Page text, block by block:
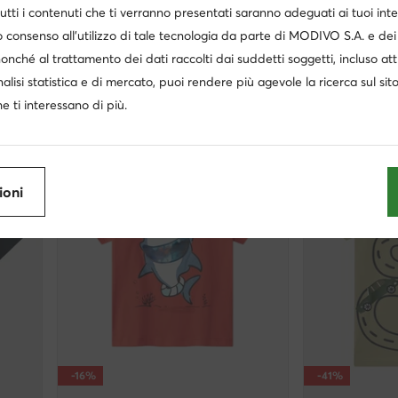
T-shirt · Nero
Prezzo attuale
9,99€
Prezzo regolare12,95 €
Prezzo più basso
6,95 €
T-shirt · Blu
Prezzo attuale
9,95€
Prezzo regolare
Prezzo più basso
-16% -41%
i contenuti che ti verranno presentati saranno adeguati ai tuoi
consenso all’utilizzo di tale tecnologia da parte di MODIVO S.A. e
al trattamento dei dati raccolti dai suddetti soggetti, incluso
statistica e di mercato, puoi rendere più agevole la ricerca sul
ti interessano di più.